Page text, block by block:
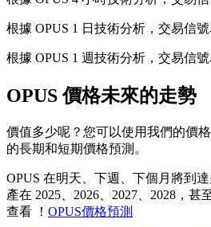
根據 OPUS 1 日技術分析，交易信
根據 OPUS 1 週技術分析，交易信
OPUS 價格未來的走勢
價值多少呢？您可以使用我們的價
的長期和短期價格預測。
OPUS 在明天、下週、下個月將到
產在 2025、2026、2027、2028，甚
查看 ！ OPUS價格預測